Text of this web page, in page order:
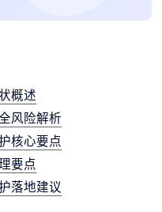
概述
风险解析
核心要点
要点
落地建议